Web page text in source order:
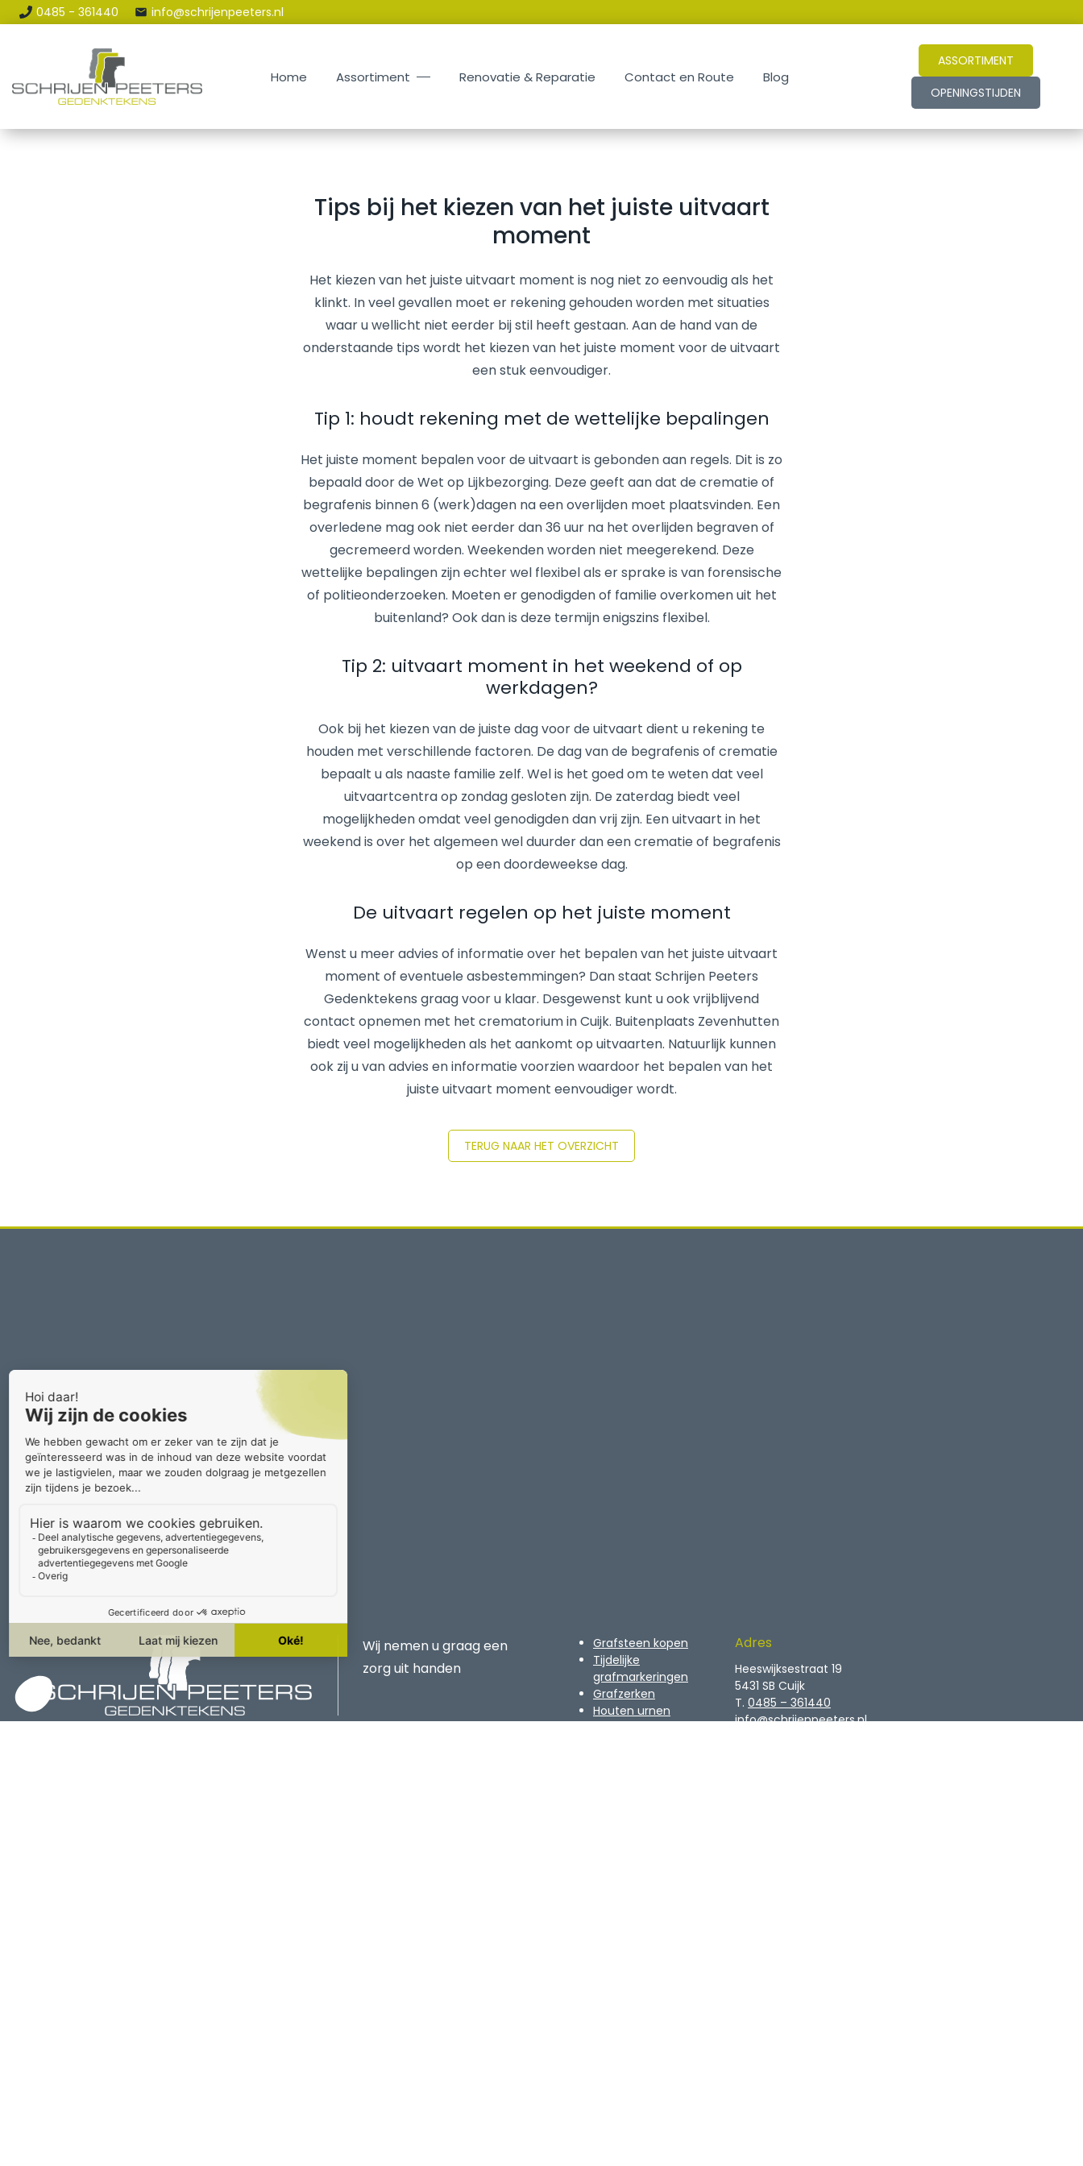
0485 - 361440 info@schrijenpeeters.nl
Home Assortiment Renovatie & Reparatie Contact en Route Blog
Home
Assortiment
ASSORTIMENT
OPENINGSTIJDEN
Tips bij het kiezen van het juiste uitvaart
moment
Het kiezen van het juiste uitvaart moment is nog niet zo eenvoudig als het
klinkt. In veel gevallen moet er rekening gehouden worden met situaties
waar u wellicht niet eerder bij stil heeft gestaan. Aan de hand van de
onderstaande tips wordt het kiezen van het juiste moment voor de uitvaart
een stuk eenvoudiger.
Tip 1: houdt rekening met de wettelijke bepalingen
Het juiste moment bepalen voor de uitvaart is gebonden aan regels. Dit is zo
bepaald door de Wet op Lijkbezorging. Deze geeft aan dat de crematie of
begrafenis binnen 6 (werk)dagen na een overlijden moet plaatsvinden. Een
overledene mag ook niet eerder dan 36 uur na het overlijden begraven of
gecremeerd worden. Weekenden worden niet meegerekend. Deze
wettelijke bepalingen zijn echter wel flexibel als er sprake is van forensische
of politieonderzoeken. Moeten er genodigden of familie overkomen uit het
buitenland? Ook dan is deze termijn enigszins flexibel.
Tip 2: uitvaart moment in het weekend of op
werkdagen?
Ook bij het kiezen van de juiste dag voor de uitvaart dient u rekening te
houden met verschillende factoren. De dag van de begrafenis of crematie
bepaalt u als naaste familie zelf. Wel is het goed om te weten dat veel
uitvaartcentra op zondag gesloten zijn. De zaterdag biedt veel
mogelijkheden omdat veel genodigden dan vrij zijn. Een uitvaart in het
weekend is over het algemeen wel duurder dan een crematie of begrafenis
op een doordeweekse dag.
De uitvaart regelen op het juiste moment
Wenst u meer advies of informatie over het bepalen van het juiste uitvaart
moment of eventuele asbestemmingen? Dan staat Schrijen Peeters
Gedenktekens graag voor u klaar. Desgewenst kunt u ook vrijblijvend
contact opnemen met het crematorium in Cuijk. Buitenplaats Zevenhutten
biedt veel mogelijkheden als het aankomt op uitvaarten. Natuurlijk kunnen
ook zij u van advies en informatie voorzien waardoor het bepalen van het
juiste uitvaart moment eenvoudiger wordt.
TERUG NAAR HET OVERZICHT
Wij nemen u graag een
zorg uit handen
Grafsteen kopen
Tijdelijke
grafmarkeringen
Grafzerken
Houten urnen
Adres
Heeswijksestraat 19
5431 SB Cuijk
T. 0485 – 361440
info@schrijenpeeters.nl